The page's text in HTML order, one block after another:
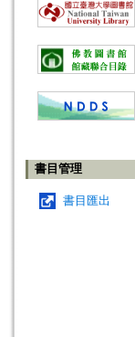
書目管理
書目匯出